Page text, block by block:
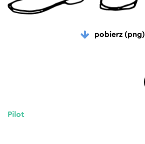
pobierz (png)
Pilot